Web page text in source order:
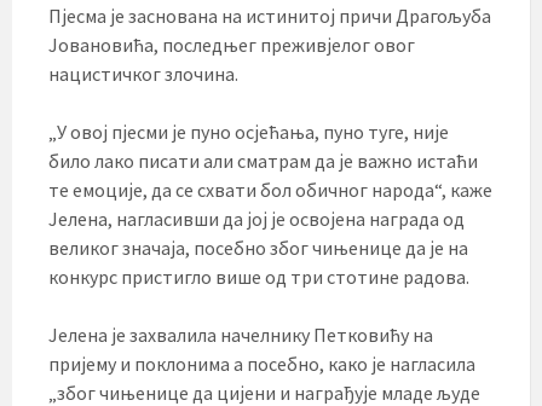
Пјесма је заснована на истинитој причи Драгољуба
Јовановића, последњег преживјелог овог
нацистичког злочина.
„У овој пјесми је пуно осјећања, пуно туге, није
било лако писати али сматрам да је важно истаћи
те емоције, да се схвати бол обичног народа“, каже
Јелена, нагласивши да јој је освојена награда од
великог значаја, посебно због чињенице да је на
конкурс пристигло више од три стотине радова.
Јелена је захвалила начелнику Петковићу на
пријему и поклонима а посебно, како је нагласила
„због чињенице да цијени и награђује младе људе